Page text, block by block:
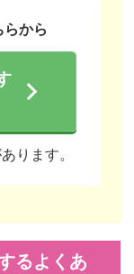
から
ります。
るよくあ